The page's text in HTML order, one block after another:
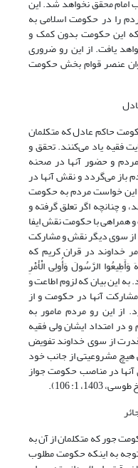
امام محقق نخواهد شد. این
را در حکومت اسلامی به
این حکومت بدون کمک و
یافت. از این رو ضروری
عنصر قوام بخش حکومت
حاکم عادل که متکلمان
فقیه یاد می‌کنند. تحقق و
و حضور آنها در صحنه
باز می‌گردد و نقش آنها در
این خواست مردم به حکومت
و چنانچه اگر تعلق گرفته و
با حکومت نقش ایفا
از سوی دیگر نقش و مشارکت
خداوند در قران کریم که
وَأَطِیعُوا الرَّسُولَ وَأُولِی الْأَمْرِ
می‌یابد. به این بیان که لزوم اطاعت و
آنها در حکومت و از
از این رو مردم مامور به
در امتداد ایشان ولی فقیه
از سوی خداوند تفویض
مشروعیتی از جانب خود
در مناصب حکومت جواز
جور که متکلمان از آن به
به اینکه حکومت مطلوب